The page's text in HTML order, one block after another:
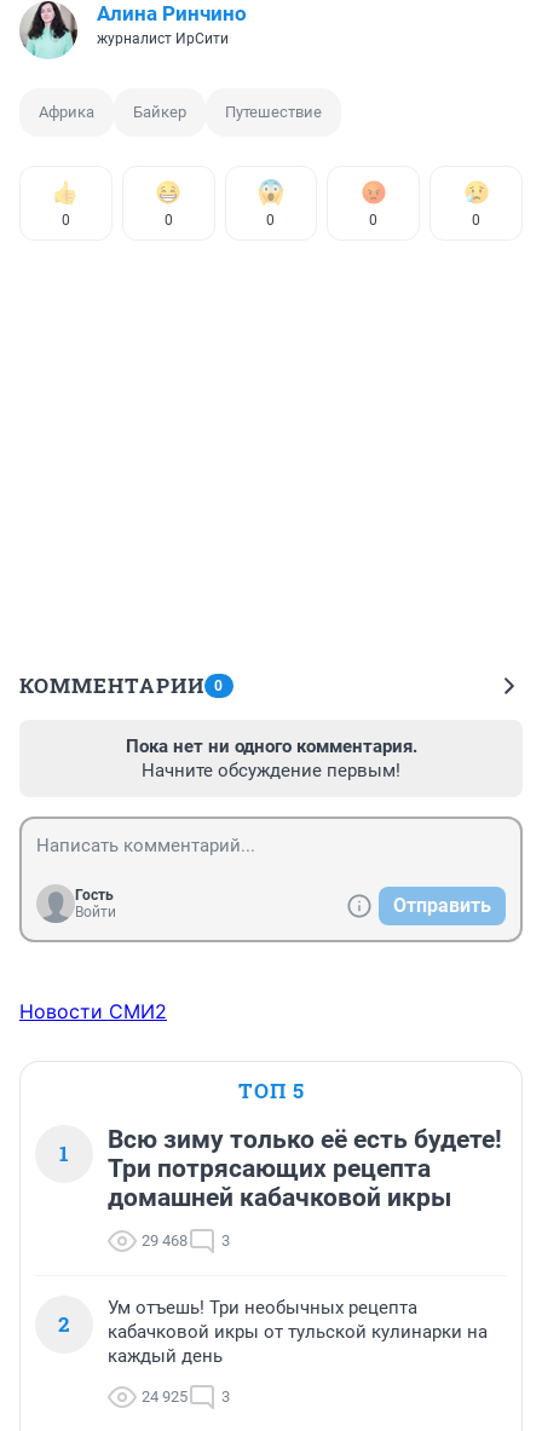
Алина Ринчино
журналист ИрСити
Африка Байкер Путешествие
0 0 0 0 0
КОММЕНТАРИИ 0
Пока нет ни одного комментария.
Начните обсуждение первым!
Гость
Войти
Отправить
Новости СМИ2
ТОП 5
1
Всю зиму только её есть будете!
Три потрясающих рецепта
домашней кабачковой икры
29 468 3
2
Ум отъешь! Три необычных рецепта
кабачковой икры от тульской кулинарки на
каждый день
24 925 3